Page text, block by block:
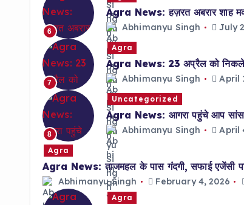
6
Agra News: हज़रत अबरार शाह
Abhimanyu Singh July
7
Agra
Agra News: 23 अप्रैल को निकलेगी
Abhimanyu Singh April
8
Uncategorized
Agra News: आगरा पहुंचे आप सांसद
Abhimanyu Singh April
Agra
Agra News: ताजमहल के पास गंदगी, सफाई एजेंसी
Abhimanyu Singh February 4, 2026
Agra